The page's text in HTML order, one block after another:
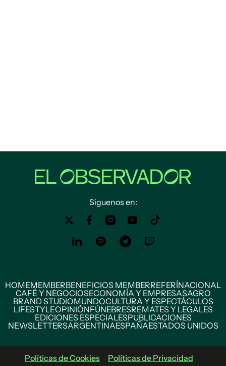
Siguenos en:
HOMEMEMBERBENEFICIOS MEMBERREFERÍNACIONAL
CAFÉ Y NEGOCIOSECONOMÍA Y EMPRESASAGRO
BRAND STUDIOMUNDOCULTURA Y ESPECTÁCULOS
LIFESTYLEOPINIÓNFÚNEBRESREMATES Y LEGALES
EDICIONES ESPECIALESPUBLICACIONES
NEWSLETTERSARGENTINAESPAÑAESTADOS UNIDOS
Políticas de Cookies Políticas de Privacidad